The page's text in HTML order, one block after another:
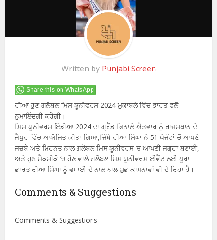
Written by Punjabi Screen
Share this on WhatsApp
ਰੀਆ ਹੁਣ ਗਲੋਬਲ ਮਿਸ ਯੂਨੀਵਰਸ 2024 ਮੁਕਾਬਲੇ ਵਿੱਚ ਭਾਰਤ ਵਲੋਂ
ਨੁਮਾਇੰਦਗੀ ਕਰੇਗੀ।
ਮਿਸ ਯੂਨੀਵਰਸ ਇੰਡੀਆ 2024 ਦਾ ਗ੍ਰੈਂਡ ਫਿਨਾਲੇ ਐਤਵਾਰ ਨੂੰ ਰਾਜਸਥਾਨ ਦੇ
ਜੈਪੁਰ ਵਿੱਚ ਆਯੋਜਿਤ ਕੀਤਾ ਗਿਆ,ਜਿੱਥੇ ਰੀਆ ਸਿੰਘਾ ਨੇ 51 ਪੇਜੰਟਾਂ ਚੋਂ ਆਪਣੇ
ਜਜ਼ਬੇ ਅਤੇ ਮਿਹਨਤ ਨਾਲ ਗਲੋਬਲ ਮਿਸ ਯੂਨੀਵਰਸ ‘ਚ ਆਪਣੀ ਜਗ੍ਹਾ ਬਣਾਈ,
ਅਤੇ ਹੁਣ ਮੈਕਸੀਕੋ ‘ਚ ਹੋਣ ਵਾਲੇ ਗਲੋਬਲ ਮਿਸ ਯੂਨੀਵਰਸ ਈਵੈਂਟ ਲਈ ਪੂਰਾ
ਭਾਰਤ ਰੀਆ ਸਿੰਘਾ ਨੂੰ ਵਧਾਈ ਦੇ ਨਾਲ ਨਾਲ ਸ਼ੁਭ ਕਾਮਨਾਵਾਂ ਵੀ ਦੇ ਰਿਹਾ ਹੈ।
Comments & Suggestions
Comments & Suggestions